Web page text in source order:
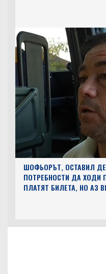
ШОФЬОРЪТ, ОСТАВИЛ
ПОТРЕБНОСТИ ДА ХОДИ
ПЛАТЯТ БИЛЕТА, НО АЗ